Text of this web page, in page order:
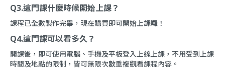
Q3.這門課什麼時候開始上課？
課程已全數製作完畢，現在購買即可開始上課囉！
Q4.這門課可以看多久？
開課後，即可使用電腦、手機及平板登入上線上課，不用受到上課
時間及地點的限制，皆可無限次數重複觀看課程內容。